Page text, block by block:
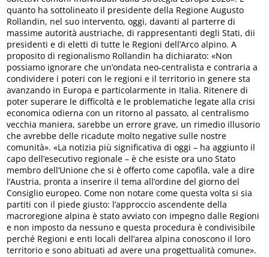
quanto ha sottolineato il presidente della Regione Augusto
Rollandin, nel suo intervento, oggi, davanti al parterre di
massime autorità austriache, di rappresentanti degli Stati, dii
presidenti e di eletti di tutte le Regioni dell’Arco alpino. A
proposito di regionalismo Rollandin ha dichiarato: «Non
possiamo ignorare che un’ondata neo-centralista e contraria a
condividere i poteri con le regioni e il territorio in genere sta
avanzando in Europa e particolarmente in Italia. Ritenere di
poter superare le difficoltà e le problematiche legate alla crisi
economica odierna con un ritorno al passato, al centralismo
vecchia maniera, sarebbe un errore grave, un rimedio illusorio
che avrebbe delle ricadute molto negative sulle nostre
comunità». «La notizia più significativa di oggi – ha aggiunto il
capo dell’esecutivo regionale – è che esiste ora uno Stato
membro dell’Unione che si è offerto come capofila, vale a dire
l’Austria, pronta a inserire il tema all’ordine del giorno del
Consiglio europeo. Come non notare come questa volta si sia
partiti con il piede giusto: l’approccio ascendente della
macroregione alpina è stato avviato con impegno dalle Regioni
e non imposto da nessuno e questa procedura è condivisibile
perché Regioni e enti locali dell’area alpina conoscono il loro
territorio e sono abituati ad avere una progettualità comune».